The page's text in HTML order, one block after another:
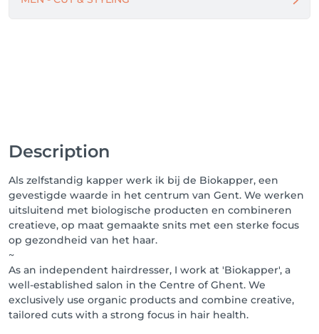
Description
Als zelfstandig kapper werk ik bij de Biokapper, een
gevestigde waarde in het centrum van Gent. We werken
uitsluitend met biologische producten en combineren
creatieve, op maat gemaakte snits met een sterke focus
op gezondheid van het haar.
~
As an independent hairdresser, I work at 'Biokapper', a
well-established salon in the Centre of Ghent. We
exclusively use organic products and combine creative,
tailored cuts with a strong focus in hair health.